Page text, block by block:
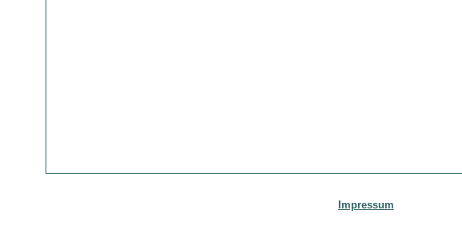
Impressum